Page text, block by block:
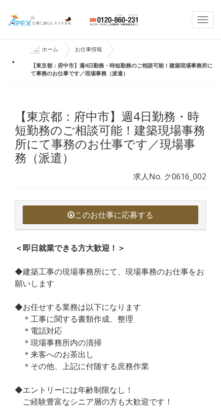
ホーム お仕事情報
【東京都：府中市】週4日勤務・時短勤務のご相談可能！建築現場事務所に
て事務のお仕事です／現場事務（派遣）
【東京都：府中市】週4日勤務・時
短勤務のご相談可能！建築現場事務
所にて事務のお仕事です／現場事
務（派遣）
求人No. ク0616_002
このお仕事に応募する
＜即日就業できる方大歓迎！＞
◆建築工事の現場事務所にて、現場事務のお仕事をお
願いします
◆お任せする業務は以下になります
＊工事に関する書類作成、整理
＊電話対応
＊現場事務所内の清掃
＊来客へのお茶出し
＊その他、上記に付随する庶務作業
◆エントリーには年齢制限なし！
ご経験豊富なシニア層の方も大歓迎です！